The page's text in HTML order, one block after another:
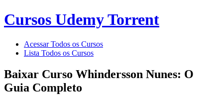
Cursos Udemy Torrent
Acessar Todos os Cursos
Lista Todos os Cursos
Baixar Curso Whindersson Nunes: O
Guia Completo